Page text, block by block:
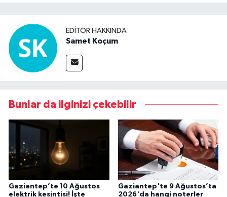
EDITÖR HAKKINDA
Samet Koçum
Bunlar da ilginizi çekebilir
Gaziantep’te 10 Ağustos
elektrik kesintisi! İşte
Gaziantep'te 9 Ağustos’ta
2026'da hangi noterler